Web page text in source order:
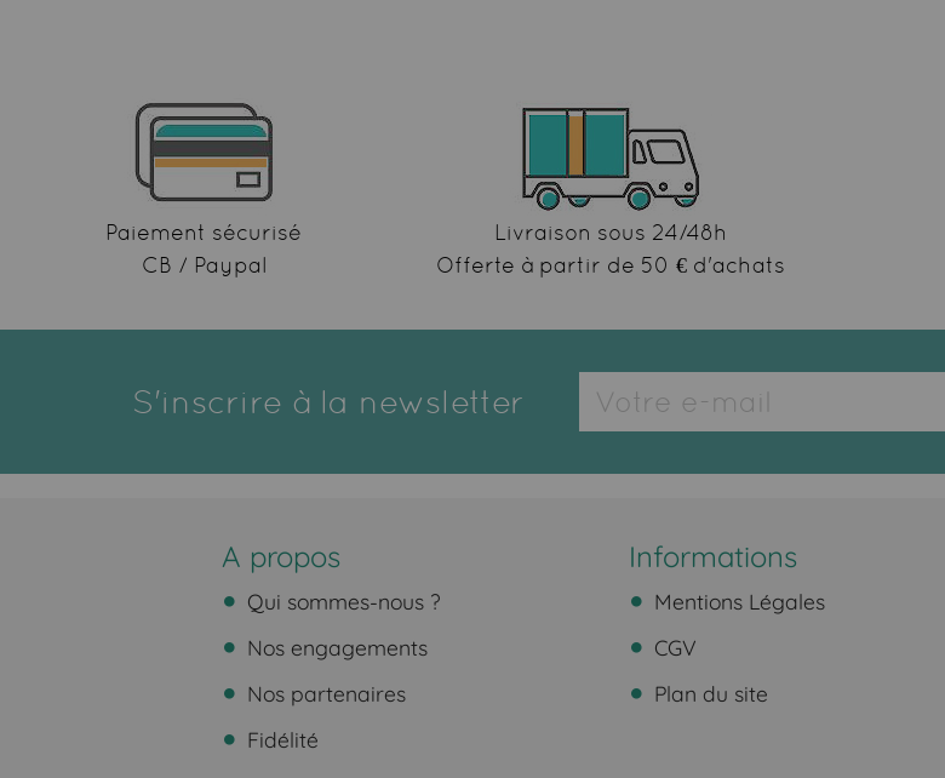
Paiement sécurisé
CB / Paypal
Livraison sous 24/48h
Offerte à partir de 50 € d'achats
S'inscrire à la newsletter
A propos
Qui sommes-nous ?
Nos engagements
Nos partenaires
Fidélité
Informations
Mentions Légales
CGV
Plan du site